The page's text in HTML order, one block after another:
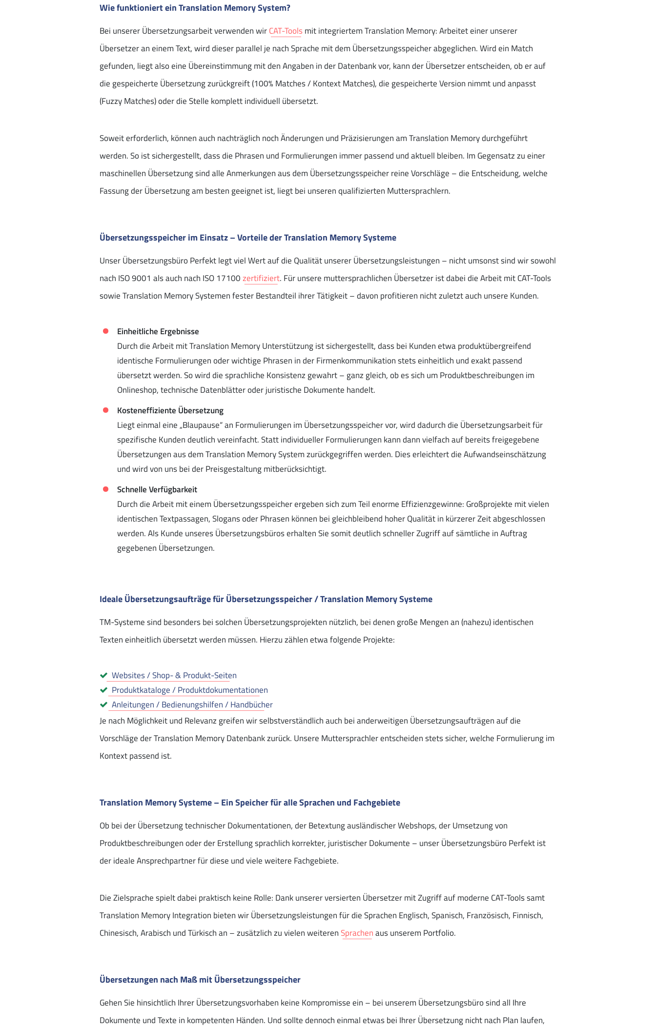
Wie funktioniert ein Translation Memory System?
Bei unserer Übersetzungsarbeit verwenden wirCAT-Tools mit integriertem Translation Memory: Arbeitet einer unserer
Übersetzer an einem Text, wird dieser parallel je nach Sprache mit dem Übersetzungsspeicher abgeglichen. Wird ein Match
gefunden, liegt also eine Übereinstimmung mit den Angaben in der Datenbank vor, kann der Übersetzer entscheiden, ob er auf
die gespeicherte Übersetzung zurückgreift (100% Matches / Kontext Matches), die gespeicherte Version nimmt und anpasst
(Fuzzy Matches) oder die Stelle komplett individuell übersetzt.
Soweit erforderlich, können auch nachträglich noch Änderungen und Präzisierungen am Translation Memory durchgeführt
werden. So ist sichergestellt, dass die Phrasen und Formulierungen immer passend und aktuell bleiben. Im Gegensatz zu einer
maschinellen Übersetzung sind alle Anmerkungen aus dem Übersetzungsspeicher reine Vorschläge – die Entscheidung, welche
Fassung der Übersetzung am besten geeignet ist, liegt bei unseren qualifizierten Muttersprachlern.
Übersetzungsspeicher im Einsatz – Vorteile der Translation Memory Systeme
Unser Übersetzungsbüro Perfekt legt viel Wert auf die Qualität unserer Übersetzungsleistungen – nicht umsonst sind wir sowohl
nach ISO 9001 als auch nach ISO 17100zertifiziert. Für unsere muttersprachlichen Übersetzer ist dabei die Arbeit mit CAT-Tools
sowie Translation Memory Systemen fester Bestandteil ihrer Tätigkeit – davon profitieren nicht zuletzt auch unsere Kunden.
Einheitliche Ergebnisse
Durch die Arbeit mit Translation Memory Unterstützung ist sichergestellt, dass bei Kunden etwa produktübergreifend
identische Formulierungen oder wichtige Phrasen in der Firmenkommunikation stets einheitlich und exakt passend
übersetzt werden. So wird die sprachliche Konsistenz gewahrt – ganz gleich, ob es sich um Produktbeschreibungen im
Onlineshop, technische Datenblätter oder juristische Dokumente handelt.
Kosteneffiziente Übersetzung
Liegt einmal eine „Blaupause“ an Formulierungen im Übersetzungsspeicher vor, wird dadurch die Übersetzungsarbeit für
spezifische Kunden deutlich vereinfacht. Statt individueller Formulierungen kann dann vielfach auf bereits freigegebene
Übersetzungen aus dem Translation Memory System zurückgegriffen werden. Dies erleichtert die Aufwandseinschätzung
und wird von uns bei der Preisgestaltung mitberücksichtigt.
Schnelle Verfügbarkeit
Durch die Arbeit mit einem Übersetzungsspeicher ergeben sich zum Teil enorme Effizienzgewinne: Großprojekte mit vielen
identischen Textpassagen, Slogans oder Phrasen können bei gleichbleibend hoher Qualität in kürzerer Zeit abgeschlossen
werden. Als Kunde unseres Übersetzungsbüros erhalten Sie somit deutlich schneller Zugriff auf sämtliche in Auftrag
gegebenen Übersetzungen.
Ideale Übersetzungsaufträge für Übersetzungsspeicher / Translation Memory Systeme
TM-Systeme sind besonders bei solchen Übersetzungsprojekten nützlich, bei denen große Mengen an (nahezu) identischen
Texten einheitlich übersetzt werden müssen. Hierzu zählen etwa folgende Projekte:
Websites / Shop- & Produkt-Seiten
Produktkataloge / Produktdokumentationen
Anleitungen / Bedienungshilfen / Handbücher
Je nach Möglichkeit und Relevanz greifen wir selbstverständlich auch bei anderweitigen Übersetzungsaufträgen auf die
Vorschläge der Translation Memory Datenbank zurück. Unsere Muttersprachler entscheiden stets sicher, welche Formulierung im
Kontext passend ist.
Translation Memory Systeme – Ein Speicher für alle Sprachen und Fachgebiete
Ob bei der Übersetzung technischer Dokumentationen, der Betextung ausländischer Webshops, der Umsetzung von
Produktbeschreibungen oder der Erstellung sprachlich korrekter, juristischer Dokumente – unser Übersetzungsbüro Perfekt ist
der ideale Ansprechpartner für diese und viele weitere Fachgebiete.
Die Zielsprache spielt dabei praktisch keine Rolle: Dank unserer versierten Übersetzer mit Zugriff auf moderne CAT-Tools samt
Translation Memory Integration bieten wir Übersetzungsleistungen für die Sprachen Englisch, Spanisch, Französisch, Finnisch,
Chinesisch, Arabisch und Türkisch an – zusätzlich zu vielen weiteren Sprachenaus unserem Portfolio.
Übersetzungen nach Maß mit Übersetzungsspeicher
Gehen Sie hinsichtlich Ihrer Übersetzungsvorhaben keine Kompromisse ein – bei unserem Übersetzungsbüro sind all Ihre
Dokumente und Texte in kompetenten Händen. Und sollte dennoch einmal etwas bei Ihrer Übersetzung nicht nach Plan laufen,